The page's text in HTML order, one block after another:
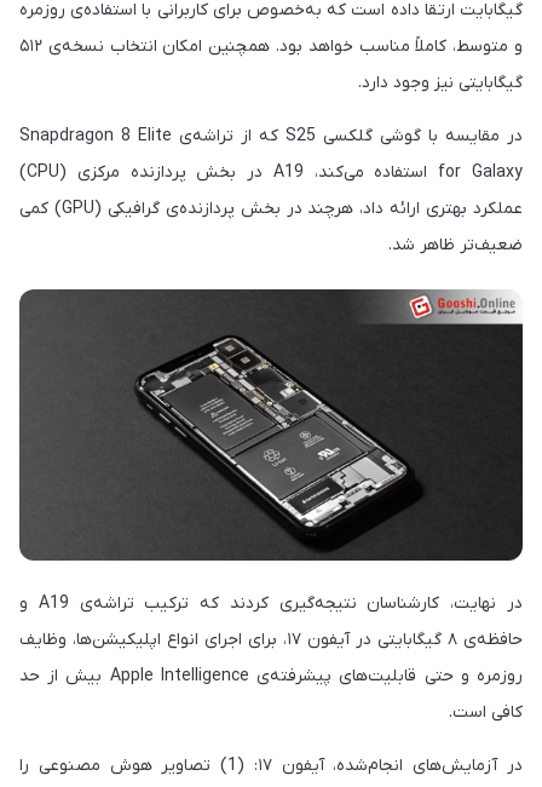
گیگابایت ارتقا داده است که به‌خصوص برای کاربرانی با استفاده‌ی روزمره
و متوسط، کاملاً مناسب خواهد بود. همچنین امکان انتخاب نسخه‌ی ۵۱۲
گیگابایتی نیز وجود دارد.
در مقایسه با گوشی گلکسی S25 که از تراشه‌ی Snapdragon 8 Elite
for Galaxy استفاده می‌کند، A19 در بخش پردازنده مرکزی (CPU)
عملکرد بهتری ارائه داد، هرچند در بخش پردازنده‌ی گرافیکی (GPU) کمی
ضعیف‌تر ظاهر شد.
در نهایت، کارشناسان نتیجه‌گیری کردند که ترکیب تراشه‌ی A19 و
حافظه‌ی ۸ گیگابایتی در آیفون ۱۷، برای اجرای انواع اپلیکیشن‌ها، وظایف
روزمره و حتی قابلیت‌های پیشرفته‌ی Apple Intelligence بیش از حد
کافی است.
در آزمایش‌های انجام‌شده، آیفون ۱۷: (1) تصاویر هوش مصنوعی را